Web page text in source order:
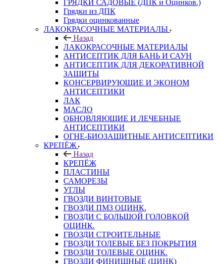
ГРЯДКИ САДОВЫЕ (ДПК и Оцинков.)
Грядки из ДПК
Грядки оцинкованные
ЛАКОКРАСОЧНЫЕ МАТЕРИАЛЫ
Назад
ЛАКОКРАСОЧНЫЕ МАТЕРИАЛЫ
АНТИСЕПТИК ДЛЯ БАНЬ И САУН
АНТИСЕПТИК ДЛЯ ДЕКОРАТИВНОЙ
ЗАЩИТЫ
КОНСЕРВИРУЮЩИЕ И ЭКОНОМ
АНТИСЕПТИКИ
ЛАК
МАСЛО
ОБНОВЛЯЮЩИЕ И ЛЕЧЕБНЫЕ
АНТИСЕПТИКИ
ОГНЕ-БИОЗАЩИТНЫЕ АНТИСЕПТИКИ
КРЕПЁЖ
Назад
КРЕПЁЖ
ПЛАСТИНЫ
САМОРЕЗЫ
УГЛЫ
ГВОЗДИ ВИНТОВЫЕ
ГВОЗДИ ПМЗ ОЦИНК.
ГВОЗДИ С БОЛЬШОЙ ГОЛОВКОЙ
ОЦИНК.
ГВОЗДИ СТРОИТЕЛЬНЫЕ
ГВОЗДИ ТОЛЕВЫЕ БЕЗ ПОКРЫТИЯ
ГВОЗДИ ТОЛЕВЫЕ ОЦИНК.
ГВОЗДИ ФИНИШНЫЕ (ЦИНК)